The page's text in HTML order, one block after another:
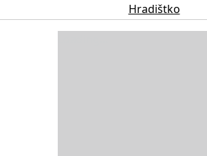
Hradištko